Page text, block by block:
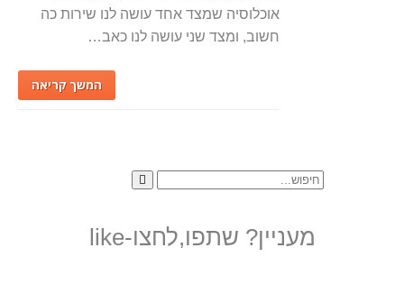
אוכלוסיה שמצד אחד עושה לנו שירות כה
חשוב, ומצד שני עושה לנו כאב…
המשך קריאה
מעניין? שתפו,לחצו-like